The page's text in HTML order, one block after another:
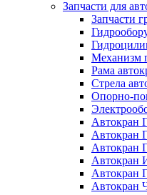
Запчасти для
Запчасти
Механизм
Рама
Стрела
Опорно-
Автокран
Автокран
Автокран
Автокран
Автокран
Автокран